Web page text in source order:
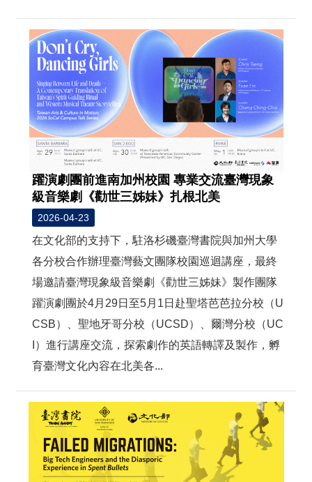
躍演劇團前進南加州校園 專業交流臺灣現象
級音樂劇《勸世三姊妹》扎根北美
2026-04-23
在文化部的支持下，駐洛杉磯臺灣書院與加州大學
各分校合作辦理臺灣藝文團隊校園巡迴講座，最終
場邀請臺灣現象級音樂劇《勸世三姊妹》製作團隊
躍演劇團於4月29日至5月1日赴聖塔芭芭拉分校（U
CSB）、聖地牙哥分校（UCSD）、爾灣分校（UC
I）進行講座交流，探索劇作的英語轉譯及製作，孵
育臺灣文化內容在北美各...